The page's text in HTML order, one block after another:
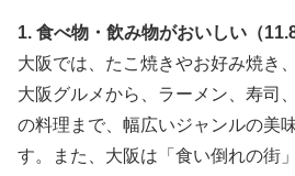
1. 食べ物・飲み物がおいしい（
大阪では、たこ焼きやお好み焼き
大阪グルメから、ラーメン、寿司
の料理まで、幅広いジャンルの美
す。また、大阪は「食い倒れの街